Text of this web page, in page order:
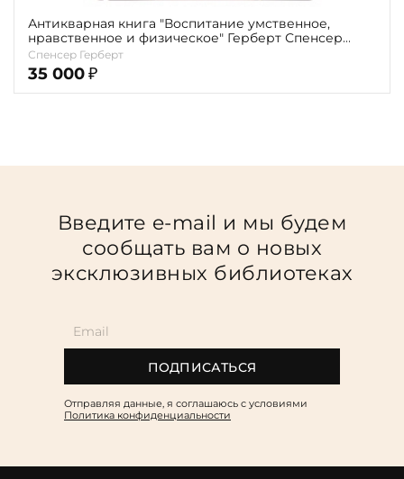
Антикварная книга "Воспитание умственное,
нравственное и физическое" Герберт Спенсер
1898г.
Спенсер Герберт
35 000 ₽
Введите e-mail и мы будем
сообщать вам о новых
эксклюзивных библиотеках
ПОДПИСАТЬСЯ
Отправляя данные, я соглашаюсь c условиями
Политика конфиденциальности